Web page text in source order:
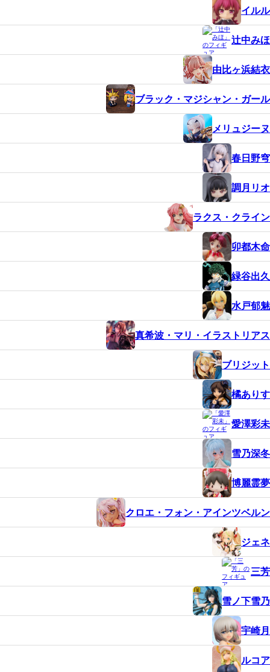
イルル
辻中みほ
由比ヶ浜結衣
ブラック・マジシャン・ガール
メリュジーヌ
春日野穹
調月リオ
ラクス・クライン
卯都木命
緑谷出久
水戸郁魅
真希波・マリ・イラストリアス
ブリジット
橘ありす
愛澤彩未
雪乃深冬
博麗霊夢
クロエ・フォン・アインツベルン
ジェネ
三芳
雪ノ下雪乃
宇崎月
ルコア